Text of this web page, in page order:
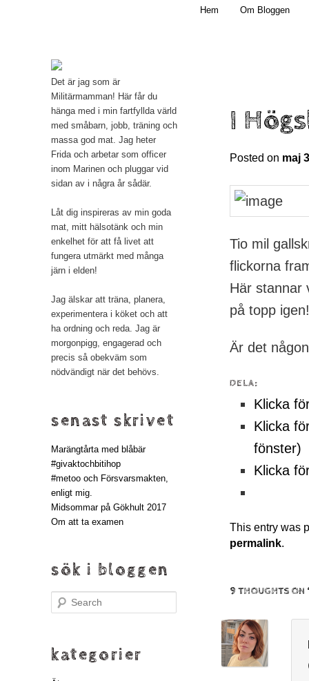
Mamma, militär och märkbart obekväm
Hem Om Bloggen
I
Posted on maj
Tio mil
flickorna
Här stannar
på topp
Är det
DELA:
Klicka
Klicka
fönster)
Klicka
This entry was
permalink.
9 THOUGHTS ON
Det är jag som är
Militärmamman! Här får du
hänga med i min fartfyllda värld
med småbarn, jobb, träning och
massa god mat. Jag heter
Frida och arbetar som officer
inom Marinen och pluggar vid
sidan av i några år sådär.
Låt dig inspireras av min goda
mat, mitt hälsotänk och min
enkelhet för att få livet att
fungera utmärkt med många
järn i elden!
Jag älskar att träna, planera,
experimentera i köket och att
ha ordning och reda. Jag är
morgonpigg, engagerad och
precis så obekväm som
nödvändigt när det behövs.
senast skrivet
Marängtårta med blåbär
#givaktochbitihop
#metoo och Försvarsmakten,
enligt mig.
Midsommar på Gökhult 2017
Om att ta examen
sök i bloggen
Search
kategorier